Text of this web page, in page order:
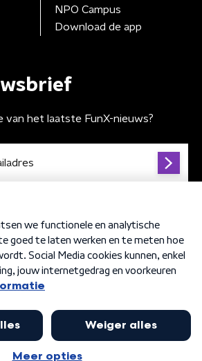
NPO Campus
Download de app
het laatste FunX-nieuws?
Privacybeleid